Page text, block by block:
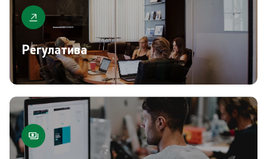
Регулатива